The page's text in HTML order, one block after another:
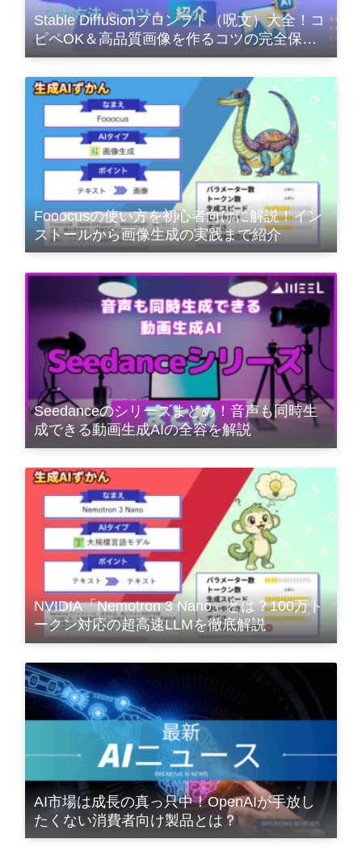
Stable Diffusionプロンプト（呪文）大全！コ
ピペOK＆高品質画像を作るコツの完全保存
版
Fooocusの使い方を初心者向けに解説！イン
ストールから画像生成の実践まで紹介
Seedanceのシリーズまとめ！音声も同時生
成できる動画生成AIの全容を解説
NVIDIA「Nemotron 3 Nano」とは？100万ト
ークン対応の超高速LLMを徹底解説
AI市場は成長の真っ只中！OpenAIが手放し
たくない消費者向け製品とは？